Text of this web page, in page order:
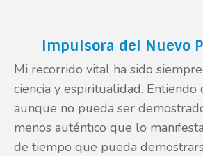
Impulsora del Nuevo
Mi recorrido vital ha sido
ciencia y espiritualidad.
aunque no pueda ser
menos auténtico que lo
de tiempo que pueda